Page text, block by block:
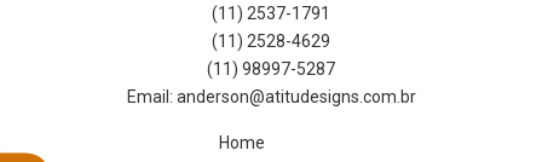
(11) 2537-1791
(11) 2528-4629
(11) 98997-5287
Home